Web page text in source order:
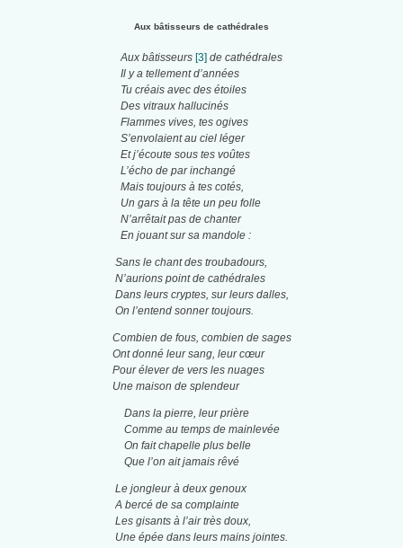
Aux bâtisseurs de cathédrales
Aux bâtisseurs [3] de cathédrales
Il y a tellement d’années
Tu créais avec des étoiles
Des vitraux hallucinés
Flammes vives, tes ogives
S’envolaient au ciel léger
Et j’écoute sous tes voûtes
L’écho de par inchangé
Mais toujours à tes cotés,
Un gars à la tête un peu folle
N’arrêtait pas de chanter
En jouant sur sa mandole :
Sans le chant des troubadours,
N’aurions point de cathédrales
Dans leurs cryptes, sur leurs dalles,
On l’entend sonner toujours.
Combien de fous, combien de sages
Ont donné leur sang, leur cœur
Pour élever de vers les nuages
Une maison de splendeur
Dans la pierre, leur prière
Comme au temps de mainlevée
On fait chapelle plus belle
Que l’on ait jamais rêvé
Le jongleur à deux genoux
A bercé de sa complainte
Les gisants à l’air très doux,
Une épée dans leurs mains jointes.